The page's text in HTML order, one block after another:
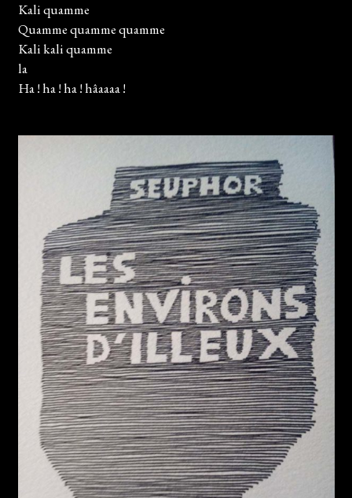
Kali quamme
Quamme quamme quamme
Kali kali quamme
la
Ha ! ha ! ha ! hâaaaa !